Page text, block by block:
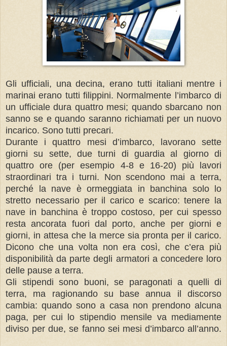
Gli ufficiali, una decina, erano tutti italiani mentre i
marinai erano tutti filippini. Normalmente l’imbarco di
un ufficiale dura quattro mesi; quando sbarcano non
sanno se e quando saranno richiamati per un nuovo
incarico. Sono tutti precari.
Durante i quattro mesi d’imbarco, lavorano sette
giorni su sette, due turni di guardia al giorno di
quattro ore (per esempio 4-8 e 16-20) più lavori
straordinari tra i turni. Non scendono mai a terra,
perché la nave è ormeggiata in banchina solo lo
stretto necessario per il carico e scarico: tenere la
nave in banchina è troppo costoso, per cui spesso
resta ancorata fuori dal porto, anche per giorni e
giorni, in attesa che la merce sia pronta per il carico.
Dicono che una volta non era così, che c’era più
disponibilità da parte degli armatori a concedere loro
delle pause a terra.
Gli stipendi sono buoni, se paragonati a quelli di
terra, ma ragionando su base annua il discorso
cambia: quando sono a casa non prendono alcuna
paga, per cui lo stipendio mensile va mediamente
diviso per due, se fanno sei mesi d’imbarco all’anno.